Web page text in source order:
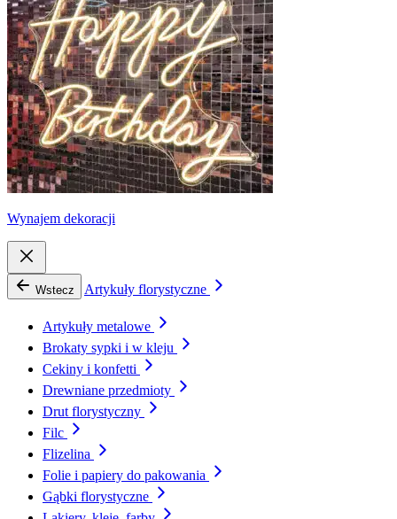
Wynajem dekoracji
Wstecz Artykuły florystyczne
Artykuły metalowe
Brokaty sypki i w kleju
Cekiny i konfetti
Drewniane przedmioty
Drut florystyczny
Filc
Flizelina
Folie i papiery do pakowania
Gąbki florystyczne